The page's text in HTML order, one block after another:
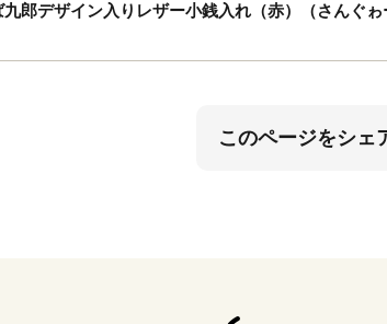
郎デザイン入りレザー小銭入れ（赤）（さんぐ
このページをシェ